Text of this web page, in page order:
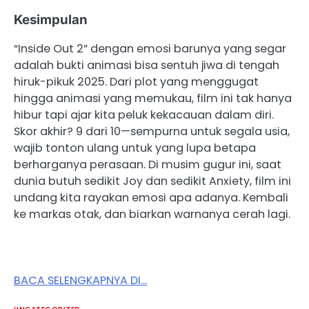
Kesimpulan
“Inside Out 2” dengan emosi barunya yang segar
adalah bukti animasi bisa sentuh jiwa di tengah
hiruk-pikuk 2025. Dari plot yang menggugat
hingga animasi yang memukau, film ini tak hanya
hibur tapi ajar kita peluk kekacauan dalam diri.
Skor akhir? 9 dari 10—sempurna untuk segala usia,
wajib tonton ulang untuk yang lupa betapa
berharganya perasaan. Di musim gugur ini, saat
dunia butuh sedikit Joy dan sedikit Anxiety, film ini
undang kita rayakan emosi apa adanya. Kembali
ke markas otak, dan biarkan warnanya cerah lagi.
BACA SELENGKAPNYA DI…